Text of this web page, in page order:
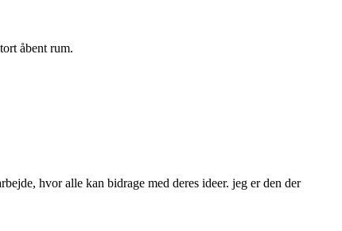
åbent rum.
hvor alle kan bidrage med deres ideer. jeg er den der